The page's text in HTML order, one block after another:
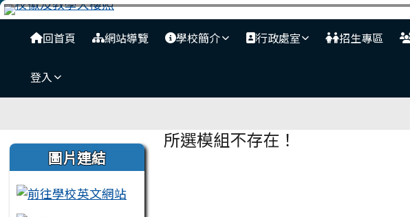
跳至主內容區
臺南市安平國中全球資訊網
導覽列
回首頁 網站導覽 學校簡介 行政處室 招生專區
登入
左邊區域內容
圖片連結 主內容區域
所選模組不存在！
頁尾區域